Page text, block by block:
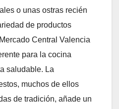
o unas ostras recién
de productos
Central Valencia
para la cocina
saludable. La
muchos de ellos
de tradición, añade un